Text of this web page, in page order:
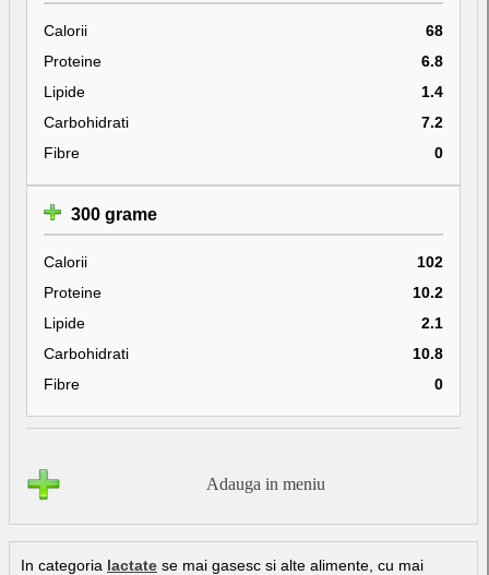
Calorii
68
Proteine
6.8
Lipide
1.4
Carbohidrati
7.2
Fibre
0
300 grame
Calorii
102
Proteine
10.2
Lipide
2.1
Carbohidrati
10.8
Fibre
0
Adauga in meniu
In categoria lactate se mai gasesc si alte alimente, cu mai